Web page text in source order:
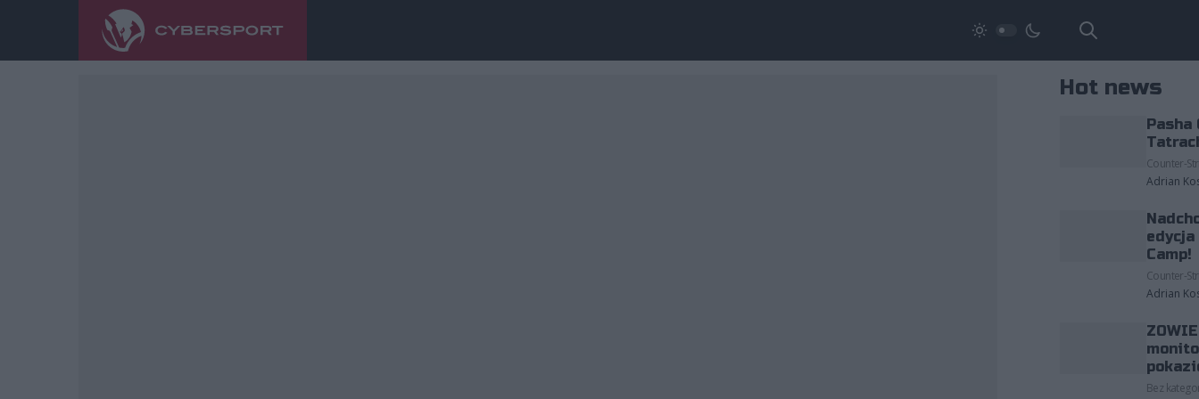
Hot news
Pasha
Counter-
Adrian
edycja
Camp!
Counter-
Adrian
Bez